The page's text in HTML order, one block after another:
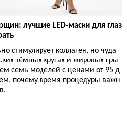
лучшие LED-маски для глаз
стимулирует коллаген, но чуда
тёмных кругах и жировых гры
семь моделей с ценами от 95 д
почему время процедуры важн